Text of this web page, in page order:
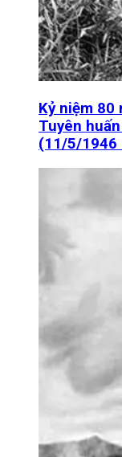
Kỷ niệm 80
Tuyên
(11/5/1946